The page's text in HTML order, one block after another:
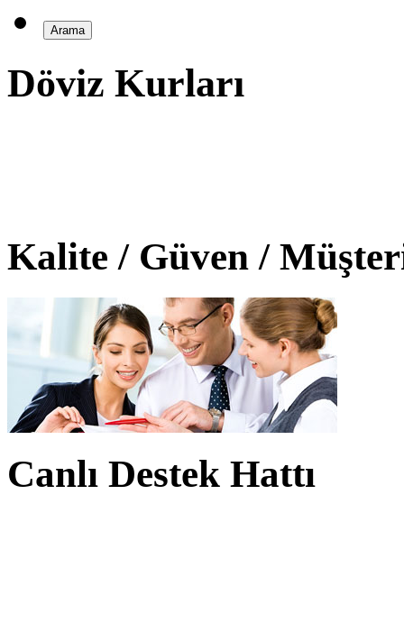
Döviz Kurları
Kalite / Güven /
Canlı Destek Hattı